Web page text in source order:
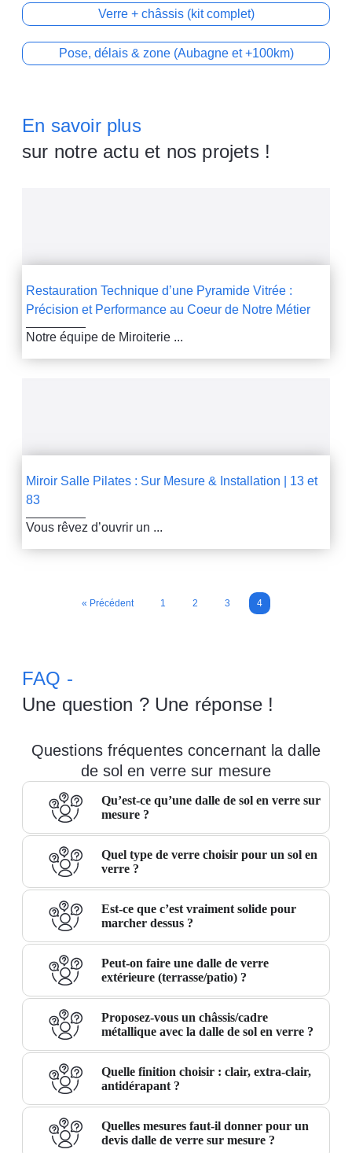
Verre + châssis (kit complet)
Pose, délais & zone (Aubagne et +100km)
En savoir plus
sur notre actu et nos projets !
Restauration Technique d’une Pyramide Vitrée :
Précision et Performance au Coeur de Notre Métier
Notre équipe de Miroiterie ...
Miroir Salle Pilates : Sur Mesure & Installation | 13 et
83
Vous rêvez d’ouvrir un ...
« Précédent 1 2 3 4
FAQ -
Une question ? Une réponse !
Questions fréquentes concernant la dalle
de sol en verre sur mesure
Qu’est-ce qu’une dalle de sol en verre sur
mesure ?
Quel type de verre choisir pour un sol en
verre ?
Est-ce que c’est vraiment solide pour
marcher dessus ?
Peut-on faire une dalle de verre
extérieure (terrasse/patio) ?
Proposez-vous un châssis/cadre
métallique avec la dalle de sol en verre ?
Quelle finition choisir : clair, extra-clair,
antidérapant ?
Quelles mesures faut-il donner pour un
devis dalle de verre sur mesure ?